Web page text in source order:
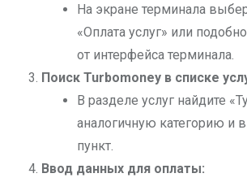
На экране терминала
«Оплата услуг» или
от интерфейса терминала.
Поиск Turbomoney в списке
В разделе услуг найдите
аналогичную категорию и
пункт.
Ввод данных для оплаты: